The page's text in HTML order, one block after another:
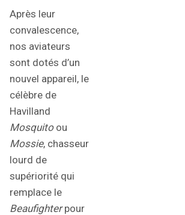
Après leur
convalescence,
nos aviateurs
sont dotés d’un
nouvel appareil, le
célèbre de
Havilland
Mosquitoou
Mossie, chasseur
lourd de
supériorité qui
remplace le
Beaufighterpour